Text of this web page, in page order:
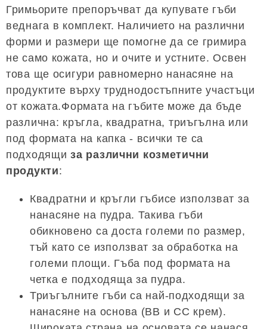
Гримьорите препоръчват да купувате гъби
веднага в комплект. Наличието на различни
форми и размери ще помогне да се гримира
не само кожата, но и очите и устните. Освен
това ще осигури равномерно нанасяне на
продуктите върху труднодостъпните участъци
от кожата.Формата на гъбите може да бъде
различна: кръгла, квадратна, триъгълна или
под формата на капка - всички те са
подходящиза различни козметични
продукти:
Квадратни и кръгли гъбисе използват за
нанасяне на пудра. Такива гъби
обикновено са доста големи по размер,
тъй като се използват за обработка на
големи площи. Гъба под формата на
четка е подходяща за пудра.
Триъгълните гъби са най-подходящи за
нанасяне на основа (BB и CC крем).